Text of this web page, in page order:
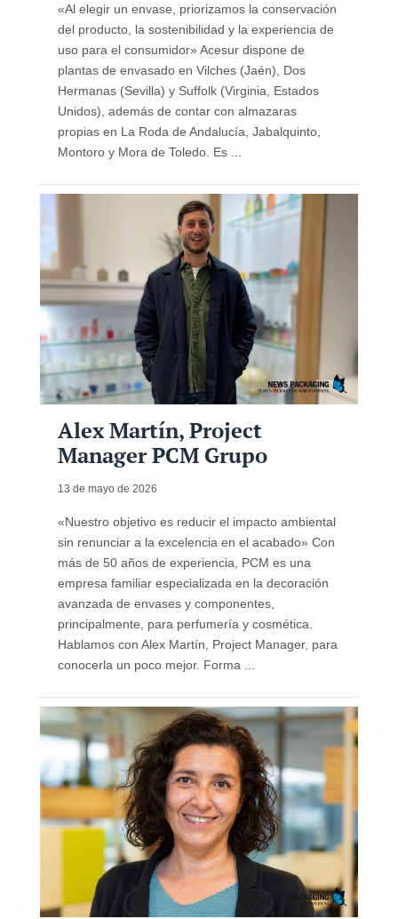
«Al elegir un envase, priorizamos la conservación
del producto, la sostenibilidad y la experiencia de
uso para el consumidor» Acesur dispone de
plantas de envasado en Vilches (Jaén), Dos
Hermanas (Sevilla) y Suffolk (Virginia, Estados
Unidos), además de contar con almazaras
propias en La Roda de Andalucía, Jabalquinto,
Montoro y Mora de Toledo. Es ...
Alex Martín, Project
Manager PCM Grupo
13 de mayo de 2026
«Nuestro objetivo es reducir el impacto ambiental
sin renunciar a la excelencia en el acabado» Con
más de 50 años de experiencia, PCM es una
empresa familiar especializada en la decoración
avanzada de envases y componentes,
principalmente, para perfumería y cosmética.
Hablamos con Alex Martín, Project Manager, para
conocerla un poco mejor. Forma ...